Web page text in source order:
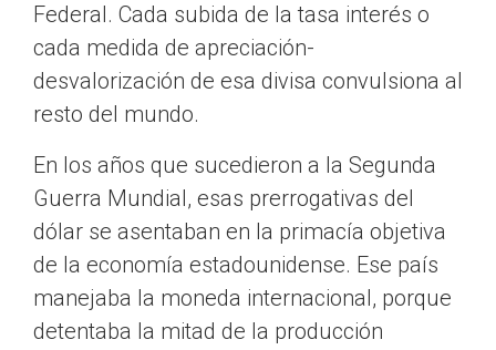
Federal. Cada subida de la tasa interés o
cada medida de apreciación-
desvalorización de esa divisa convulsiona al
resto del mundo.
En los años que sucedieron a la Segunda
Guerra Mundial, esas prerrogativas del
dólar se asentaban en la primacía objetiva
de la economía estadounidense. Ese país
manejaba la moneda internacional, porque
detentaba la mitad de la producción